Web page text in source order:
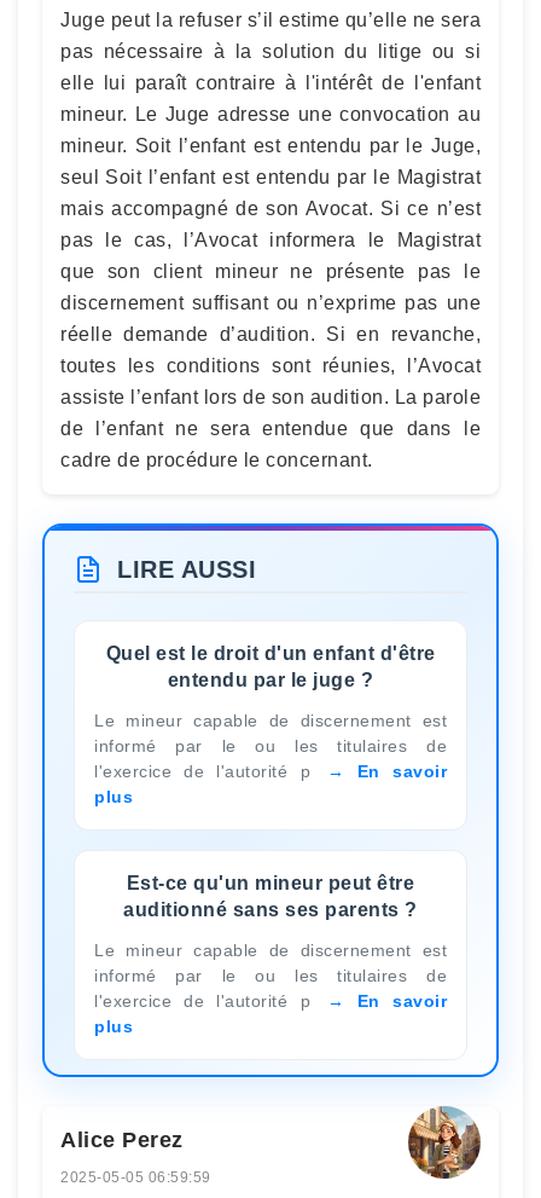
Juge peut la refuser s’il estime qu’elle ne sera
pas nécessaire à la solution du litige ou si
elle lui paraît contraire à l'intérêt de l'enfant
mineur. Le Juge adresse une convocation au
mineur. Soit l’enfant est entendu par le Juge,
seul Soit l’enfant est entendu par le Magistrat
mais accompagné de son Avocat. Si ce n’est
pas le cas, l’Avocat informera le Magistrat
que son client mineur ne présente pas le
discernement suffisant ou n’exprime pas une
réelle demande d’audition. Si en revanche,
toutes les conditions sont réunies, l’Avocat
assiste l’enfant lors de son audition. La parole
de l’enfant ne sera entendue que dans le
cadre de procédure le concernant.
LIRE AUSSI
Quel est le droit d'un enfant d'être
entendu par le juge ?
Le mineur capable de discernement est
informé par le ou les titulaires de
l'exercice de l'autorité p
En savoir
plus
Est-ce qu'un mineur peut être
auditionné sans ses parents ?
Le mineur capable de discernement est
informé par le ou les titulaires de
l'exercice de l'autorité p
En savoir
plus
Alice Perez
2025-05-05 06:59:59